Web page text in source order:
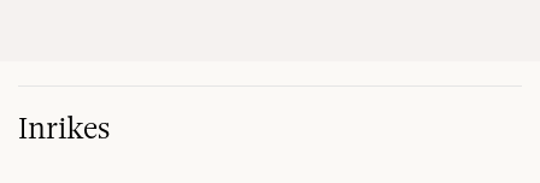
Inrikes